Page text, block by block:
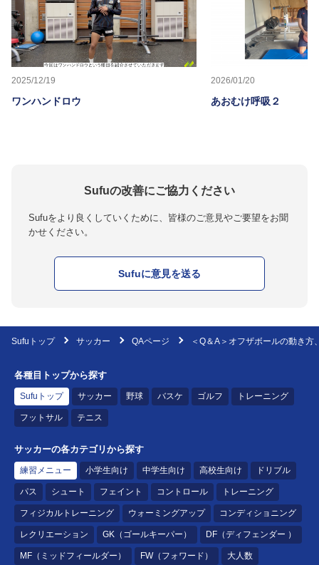
2025/12/19
ワンハンドロウ
2026/01/20
あおむけ呼吸２
Sufuの改善にご協力ください
Sufuをより良くしていくために、皆様のご意見やご要望をお聞
かせください。
Sufuに意見を送る
Sufuトップ サッカー QAページ ＜Q＆A＞オフザボールの動き
各種目トップから探す
Sufuトップ サッカー 野球 バスケ ゴルフ トレーニング
フットサル テニス
サッカーの各カテゴリから探す
練習メニュー 小学生向け 中学生向け 高校生向け ドリブル
パス シュート フェイント コントロール トレーニング
フィジカルトレーニング ウォーミングアップ コンディショニング
レクリエーション GK（ゴールキーパー） DF（ディフェンダー ）
MF（ミッドフィールダー） FW（フォワード） 大人数